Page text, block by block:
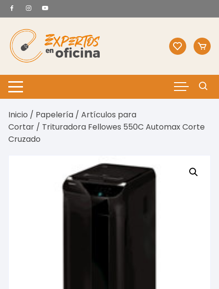
Saltar
al
contenido
Inicio / Papelería /Artículos para
Cortar / Trituradora Fellowes 550C Automax Corte
Cruzado